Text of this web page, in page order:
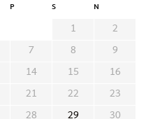
P S N
1
2
7 8
9
14 15
16
21 22
23